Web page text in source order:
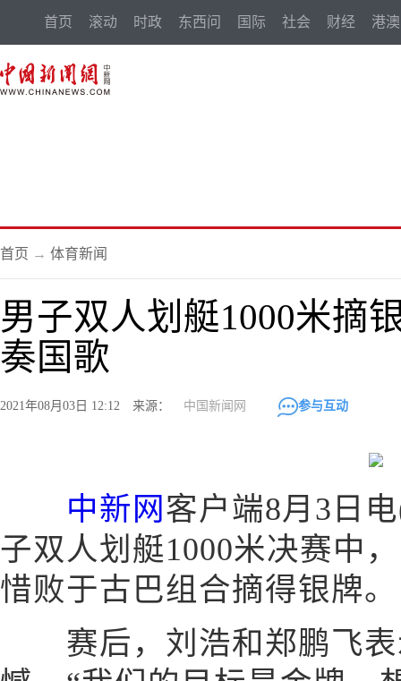
首页 滚动 时政 东西问 国际 社会 财经 港澳
首页 → 体育新闻
男子双人划艇1000米摘
奏国歌
2021年08月03日 12:12 来源： 中国新闻网 参与互动
中新网 客户端8月3日
子双人划艇1000米决赛中
惜败于古巴组合摘得银牌。
赛后，刘浩和郑鹏飞表